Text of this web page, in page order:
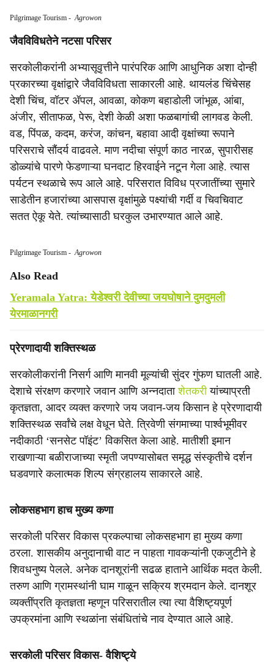
Pilgrimage Tourism -Agrowon
जैवविविधतेने नटसा परिसर
सरकोलीकरांनी अभ्यासूवृत्तीने पारंपरिक आणि आधुनिक अशा दोन्ही
प्रकारच्या वृक्षांद्वारे जैवविविधता साकारली आहे. थायलंड चिंचेसह
देशी चिंच, वॉटर ॲपल, आवळा, कोकण बहाडोली जांभूळ, आंबा,
अंजीर, सीताफळ, पेरू, देशी केळी अशा फळबागांची लागवड केली.
वड, पिंपळ, कदम, करंज, कांचन, बहावा आदी वृक्षांच्या रूपाने
परिसराचे सौंदर्य वाढवले. माण नदीचा संपूर्ण काठ नारळ, सुपारीसह
डोळ्यांचे पारणे फेडणाऱ्या घनदाट हिरवाईने नटून गेला आहे. त्यास
पर्यटन स्थळाचे रूप आले आहे. परिसरात विविध प्रजातींच्या सुमारे
साडेतीन हजारांच्या आसपास वृक्षांमुळे पक्ष्यांची गर्दी व चिवचिवाट
सतत ऐकू येते. त्यांच्यासाठी घरकुल उभारण्यात आले आहे.
Pilgrimage Tourism -Agrowon
Also Read
Yeramala Yatra: येडेश्वरी देवीच्या जयघोषाने दुमदुमली
येरमाळानगरी
प्रेरणादायी शक्तिस्थळ
सरकोलीकरांनी निसर्ग आणि मानवी मूल्यांची सुंदर गुंफण घातली आहे.
देशाचे संरक्षण करणारे जवान आणि अन्नदाताशेतकरीयांच्याप्रती
कृतज्ञता, आदर व्यक्त करणारे जय जवान-जय किसान हे प्रेरणादायी
शक्तिस्थळ सर्वांचे लक्ष वेधून घेते. त्रिवेणी संगमाच्या पार्श्वभूमीवर
नदीकाठी ‘सनसेट पॉइंट’ विकसित केला आहे. मातीशी इमान
राखणाऱ्या बळीराजाच्या स्मृती जपण्यासोबत समृद्ध संस्कृतीचे दर्शन
घडवणारे कलात्मक शिल्प संग्रहालय साकारले आहे.
लोकसहभाग हाच मुख्य कणा
सरकोली परिसर विकास प्रकल्पाचा लोकसहभाग हा मुख्य कणा
ठरला. शासकीय अनुदानाची वाट न पाहता गावकऱ्यांनी एकजुटीने हे
शिवधनुष्य पेलले. अनेक दानशूरांनी सढळ हाताने आर्थिक मदत केली.
तरुण आणि ग्रामस्थांनी घाम गाळून सक्रिय श्रमदान केले. दानशूर
व्यक्तींप्रति कृतज्ञता म्हणून परिसरातील त्या त्या वैशिष्ट्यपूर्ण
उपक्रमांना आणि स्थळांना संबंधितांचे नाव देण्यात आले आहे.
सरकोली परिसर विकास- वैशिष्ट्ये